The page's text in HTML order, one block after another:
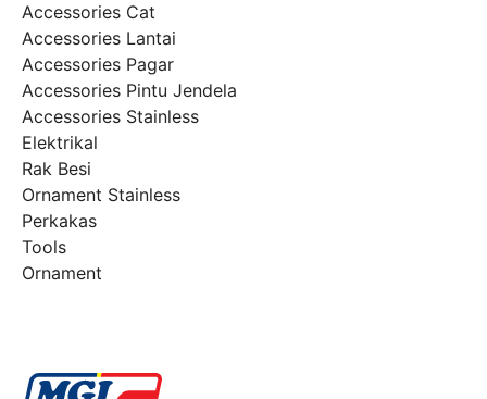
Accessories Cat
Accessories Lantai
Accessories Pagar
Accessories Pintu Jendela
Accessories Stainless
Elektrikal
Rak Besi
Ornament Stainless
Perkakas
Tools
Ornament